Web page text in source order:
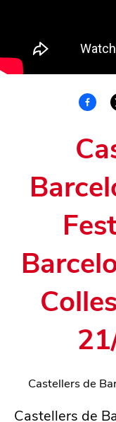
Castellers de
Castellers de